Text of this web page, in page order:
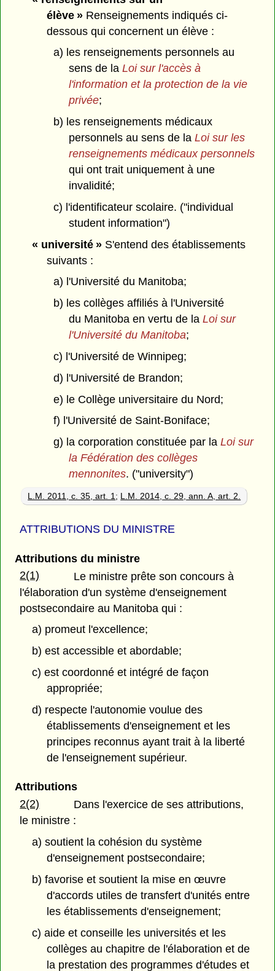
élève » Renseignements indiqués ci-
dessous qui concernent un élève :
a) les renseignements personnels au
sens de la Loi sur l'accès à
l'information et la protection de la vie
privée;
b) les renseignements médicaux
personnels au sens de la Loi sur les
renseignements médicaux personnels
qui ont trait uniquement à une
invalidité;
c) l'identificateur scolaire. ("individual
student information")
« université »S'entend des établissements
suivants :
a) l'Université du Manitoba;
b) les collèges affiliés à l'Université
du Manitoba en vertu de la Loi sur
l'Université du Manitoba;
c) l'Université de Winnipeg;
d) l'Université de Brandon;
e) le Collège universitaire du Nord;
f) l'Université de Saint-Boniface;
g) la corporation constituée par la Loi sur
la Fédération des collèges
mennonites. ("university")
L.M. 2011, c. 35, art. 1 ; L.M. 2014, c. 29, ann. A, art. 2.
ATTRIBUTIONS DU MINISTRE
Attributions du ministre
2(1)
Le ministre prête son concours à
l'élaboration d'un système d'enseignement
postsecondaire au Manitoba qui :
a) promeut l'excellence;
b) est accessible et abordable;
c) est coordonné et intégré de façon
appropriée;
d) respecte l'autonomie voulue des
établissements d'enseignement et les
principes reconnus ayant trait à la liberté
de l'enseignement supérieur.
Attributions
2(2)
Dans l'exercice de ses attributions,
le ministre :
a) soutient la cohésion du système
d'enseignement postsecondaire;
b) favorise et soutient la mise en œuvre
d'accords utiles de transfert d'unités entre
les établissements d'enseignement;
c) aide et conseille les universités et les
collèges au chapitre de l'élaboration et de
la prestation des programmes d'études et